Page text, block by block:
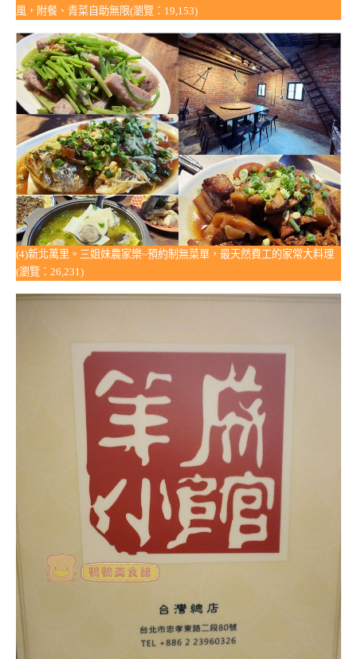
風，附餐、青菜自助無限(瀏覽：19,153)
(4)新北萬里。三姐妹農家樂~預約制無菜單，最天然費工的家常大料理
(瀏覽：26,231)